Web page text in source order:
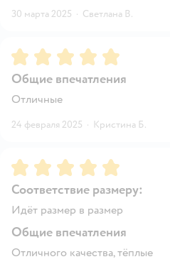
30 марта 2025 · Светлана В.
Рейтинг:5
Общие впечатления
Отличные
24 февраля 2025 · Кристина Б.
Рейтинг:5
Соответствие размеру:
Идёт размер в размер
Общие впечатления
Отличного качества, тёплые